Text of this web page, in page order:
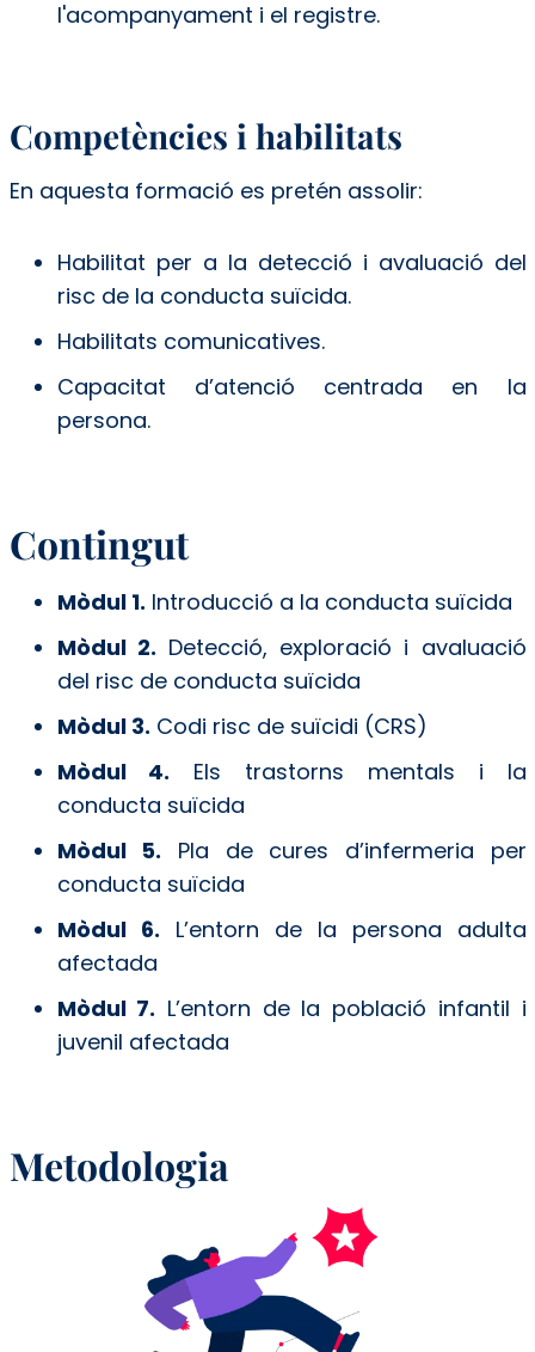
l'acompanyament i el registre.
Competències i habilitats
En aquesta formació es pretén assolir:
Habilitat per a la detecció i avaluació del
risc de la conducta suïcida.
Habilitats comunicatives.
Capacitat d’atenció centrada en la
persona.
Contingut
Mòdul 1. Introducció a la conducta suïcida
Mòdul 2. Detecció, exploració i avaluació
del risc de conducta suïcida
Mòdul 3. Codi risc de suïcidi (CRS)
Mòdul 4. Els trastorns mentals i la
conducta suïcida
Mòdul 5. Pla de cures d’infermeria per
conducta suïcida
Mòdul 6. L’entorn de la persona adulta
afectada
Mòdul 7. L’entorn de la població infantil i
juvenil afectada
Metodologia